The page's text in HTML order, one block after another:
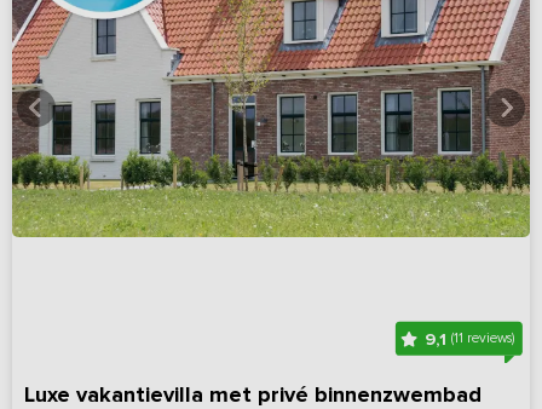
9,1(11 reviews)
Luxe vakantievilla met privé binnenzwembad